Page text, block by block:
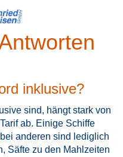
inklusive?
sind, hängt stark von
ab. Einige Schiffe
anderen sind lediglich
Säfte zu den Mahlzeiten